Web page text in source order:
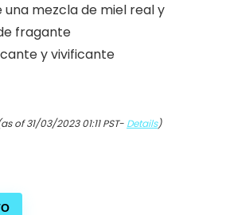
una mezcla de miel real y
fragante
y vivificante
of 31/03/2023 01:11 PST- Details)